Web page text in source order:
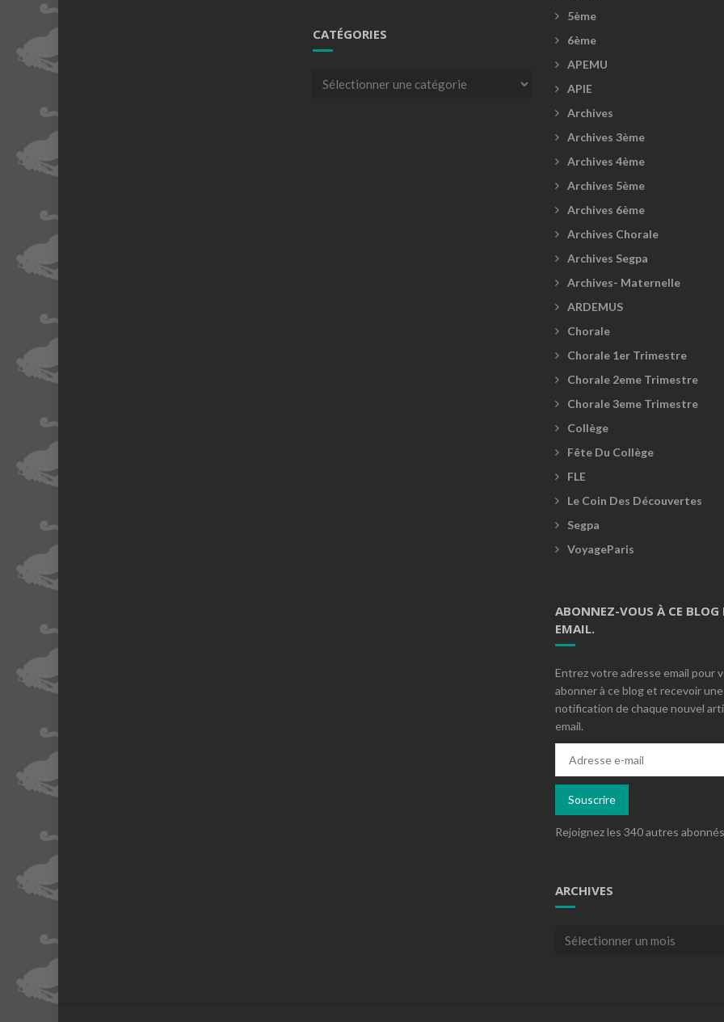
CATÉGORIES
Catégories
5ème
6ème
APEMU
APIE
Archives
Archives 3ème
Archives 4ème
Archives 5ème
Archives 6ème
Archives Chorale
Archives Segpa
Archives- Maternelle
ARDEMUS
Chorale
Chorale 1er Trimestre
Chorale 2eme Trimestre
Chorale 3eme Trimestre
Collège
Fête Du Collège
FLE
Le Coin Des Découvertes
Segpa
VoyageParis
ABONNEZ-VOUS À CE BLOG
EMAIL.
Entrez votre adresse email pour
abonner à ce blog et recevoir une
notification de chaque nouvel
email.
mail
Souscrire
Rejoignez les 340 autres abonnés
ARCHIVES
Archives